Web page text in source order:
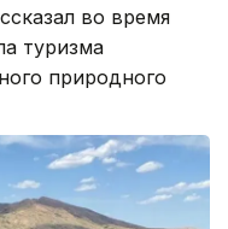
во время
туризма
природного